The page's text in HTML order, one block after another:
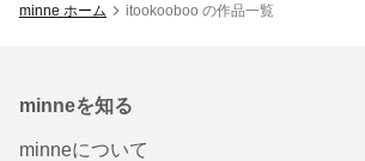
minne ホーム itookooboo の作品一覧
minneを知る
minneについて